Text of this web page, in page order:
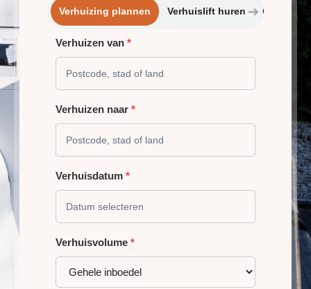
Verhuizing plannen Verhuislift huren
VERHUIZING
PLANNEN
Verhuizen van *
Verhuizen naar *
Verhuisdatum *
Verhuisvolume *
➔